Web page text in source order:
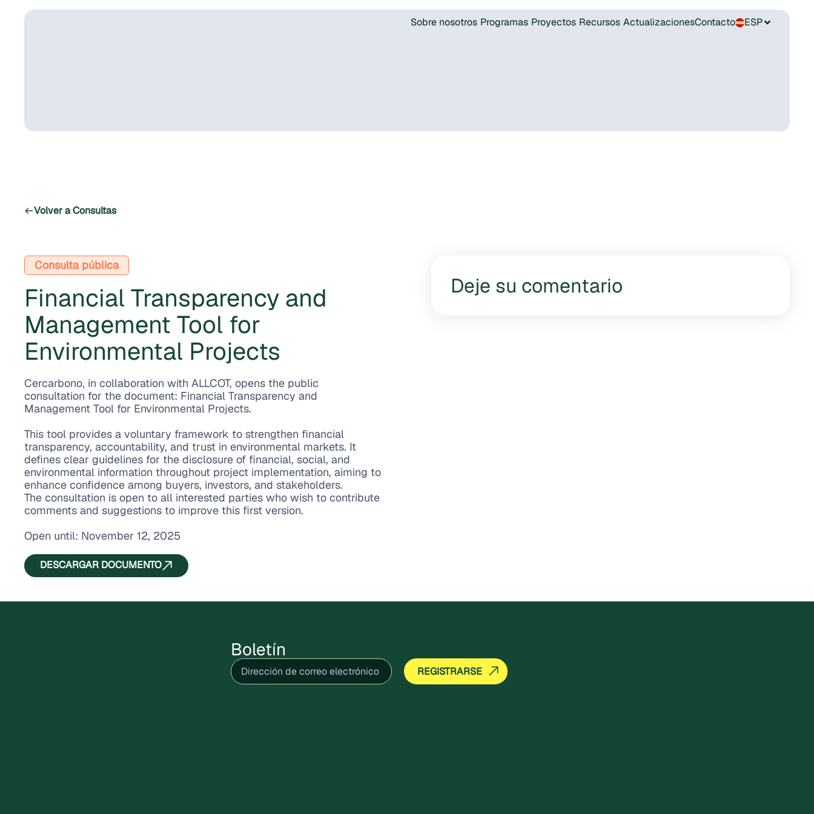
Sobre nosotros Programas Proyectos Recursos ActualizacionesContacto
Volver a Consultas
Consulta pública
Financial Transparency and
Management Tool for
Environmental Projects
Cercarbono, in collaboration with ALLCOT, opens the public
consultation for the document: Financial Transparency and
Management Tool for Environmental Projects.
This tool provides a voluntary framework to strengthen financial
transparency, accountability, and trust in environmental markets. It
defines clear guidelines for the disclosure of financial, social, and
environmental information throughout project implementation, aiming to
enhance confidence among buyers, investors, and stakeholders.
The consultation is open to all interested parties who wish to contribute
comments and suggestions to improve this first version.
Open until: November 12, 2025
DESCARGAR DOCUMENTO
Deje su comentario
Boletín
Correo
electrónico (Obligatorio)